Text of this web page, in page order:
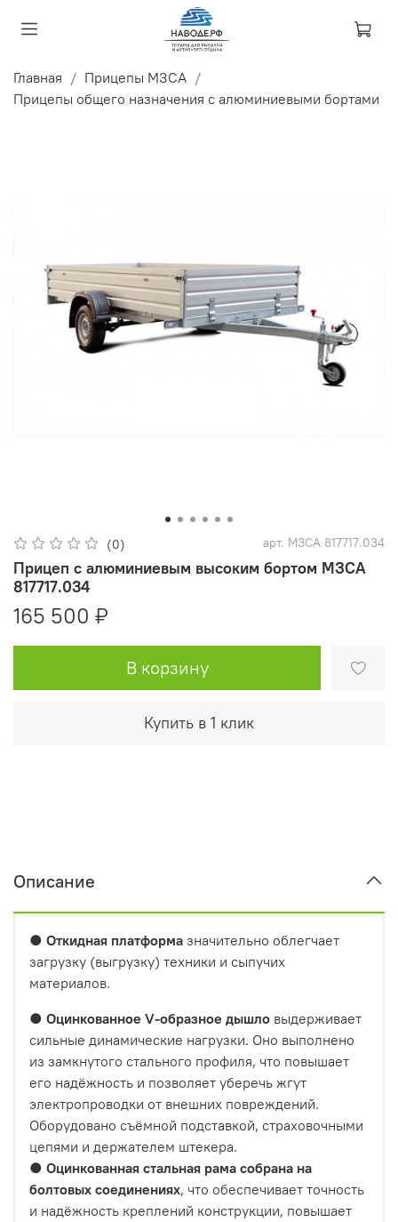
Главная
Прицепы МЗСА
Прицепы общего назначения с алюминиевыми бортами
(0) арт. МЗСА 817717.034
Прицеп с алюминиевым высоким бортом МЗСА
817717.034
165 500 ₽
В корзину
Купить в 1 клик
Описание
● Откидная платформа значительно облегчает
загрузку (выгрузку) техники и сыпучих
материалов.
● Оцинкованное V-образное дышло выдерживает
сильные динамические нагрузки. Оно выполнено
из замкнутого стального профиля, что повышает
его надёжность и позволяет уберечь жгут
электропроводки от внешних повреждений.
Оборудовано съёмной подставкой, страховочными
цепями и держателем штекера.
● Оцинкованная стальная рама собрана на
болтовых соединениях, что обеспечивает точность
и надёжность креплений конструкции, повышает